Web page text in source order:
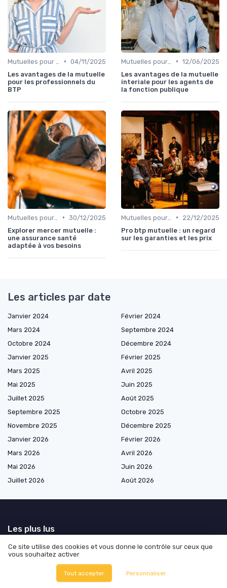
• 04/11/2025
Les avantages de la mutuelle
pour les professionnels du
BTP
• 12/06/2025
Les avantages de la mutuelle
interiale pour les agents de
la fonction publique
• 30/12/2025
Explorer mercer mutuelle :
une assurance santé
adaptée à vos besoins
•
22/12/2025
Pro btp mutuelle : un regard
sur les garanties et les prix
Les articles par date
Janvier 2024
Février 2024
Mars 2024
Septembre 2024
Octobre 2024
Décembre 2024
Janvier 2025
Février 2025
Mars 2025
Avril 2025
Mai 2025
Juin 2025
Juillet 2025
Août 2025
Septembre 2025
Octobre 2025
Novembre 2025
Décembre 2025
Janvier 2026
Février 2026
Mars 2026
Avril 2026
Mai 2026
Juin 2026
Juillet 2026
Août 2026
Les plus lus
Comment trouver un opticien agréé par la MGEN pour optimiser votre
couverture santé
Comment choisir la meilleure mutuelle santé selon 60 millions de
Ce site utilise des cookies et vous donne le contrôle sur ceux que
vous souhaitez activer
Tout accepter Personnaliser